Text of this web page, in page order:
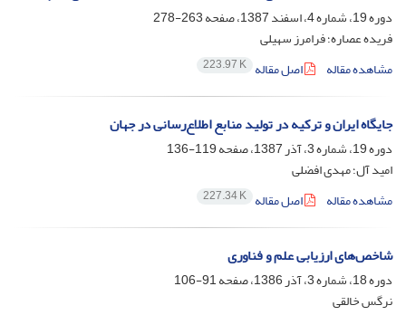
دوره 19، شماره 4، اسفند 1387، صفحه
263-278
فریده عصاره؛ فرامرز سهیلی
مشاهده مقاله
اصل مقاله 223.97 K
جایگاه ایران و ترکیه در تولید منابع اطلاع‌رسانی در جهان
دوره 19، شماره 3، آذر 1387، صفحه
119-136
امید آل؛ مهدی افضلی
مشاهده مقاله
اصل مقاله 227.34 K
شاخص‌های ارزیابی علم و فناوری
دوره 18، شماره 3، آذر 1386، صفحه
91-106
نرگس خالقی